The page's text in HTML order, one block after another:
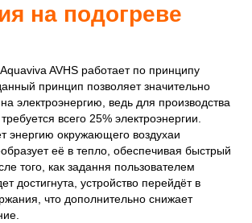
на подогреве
AVHS работает по принципу
принцип позволяет значительно
электроэнергию, ведь для производства
всего 25% электроэнергии.
энергию окружающего воздухаи
её в тепло, обеспечивая быстрый
того, как задання пользователем
достигнута, устройство перейдёт в
что дополнительно снижает